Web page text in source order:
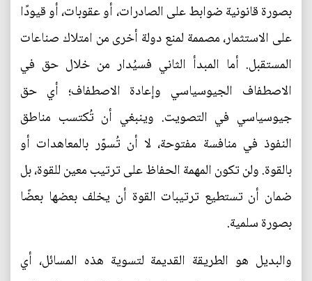
بصورة قانونية ضوابط على الصادرات، أو عقوبات، أو قيودًا
على الاستثمار، مصممة لمنع دولة أخرى من امتلاك صناعات
المستقبل. أما المبدأ الثاني فسيُدار من خلال حق في
الاصطفاف الجيوسياسي وإعادة الاصطفاف؛ أي حق
جيوسياسي في التصويت. وينبغي أن تُكتسب مناطق
النفوذ في منافسة مفتوحة، لا أن تُسوّر بالمعاهدات أو
بالقوة. ولن تكون المهمة الحفاظ على ترتيب معين للقوة، بل
ضمان أن تستطيع ترتيبات القوة أن يخلف بعضها بعضًا
بصورة سلمية.
والبديل هو الطريقة القديمة لتسوية هذه المسائل، أي